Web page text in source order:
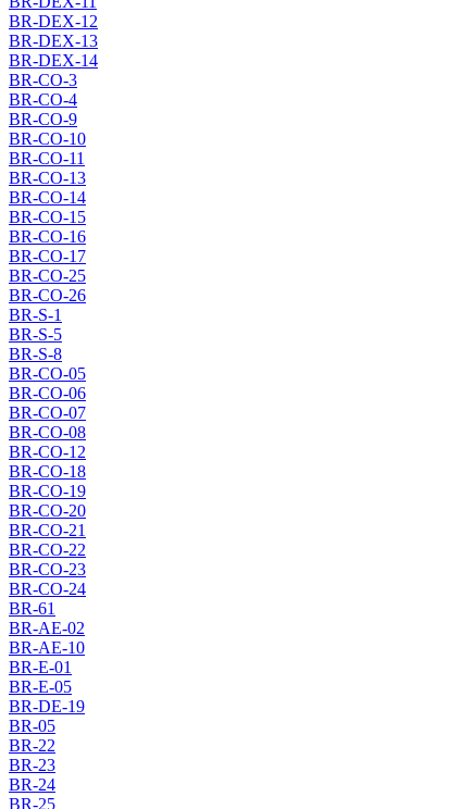
BR-DEX-12
BR-DEX-13
BR-DEX-14
BR-CO-3
BR-CO-4
BR-CO-9
BR-CO-10
BR-CO-11
BR-CO-13
BR-CO-14
BR-CO-15
BR-CO-16
BR-CO-17
BR-CO-25
BR-CO-26
BR-S-1
BR-S-5
BR-S-8
BR-CO-05
BR-CO-06
BR-CO-07
BR-CO-08
BR-CO-12
BR-CO-18
BR-CO-19
BR-CO-20
BR-CO-21
BR-CO-22
BR-CO-23
BR-CO-24
BR-61
BR-AE-02
BR-AE-10
BR-E-01
BR-E-05
BR-DE-19
BR-05
BR-22
BR-23
BR-24
BR-25